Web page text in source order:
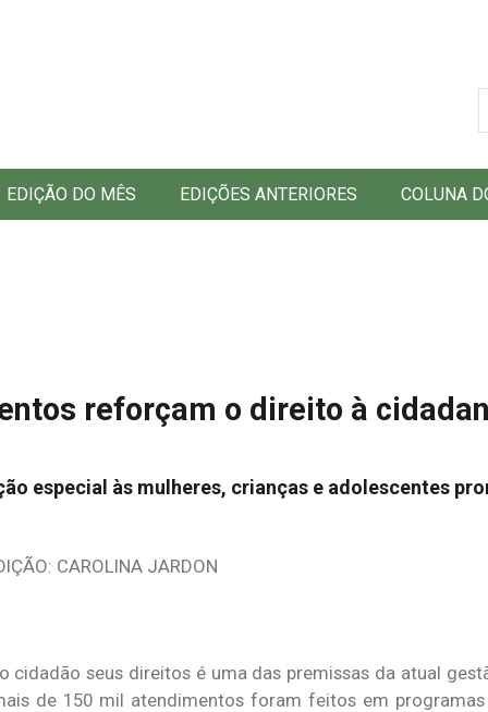
EDIÇÃO DO MÊS EDIÇÕES ANTERIORES COLUNA
reforçam o direito à
especial às mulheres, crianças e adolescentes
CAROLINA JARDON
seus direitos é uma das premissas da atual
de 150 mil atendimentos foram feitos em